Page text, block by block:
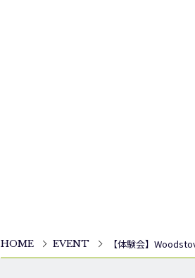
HOME EVENT 【体験会】